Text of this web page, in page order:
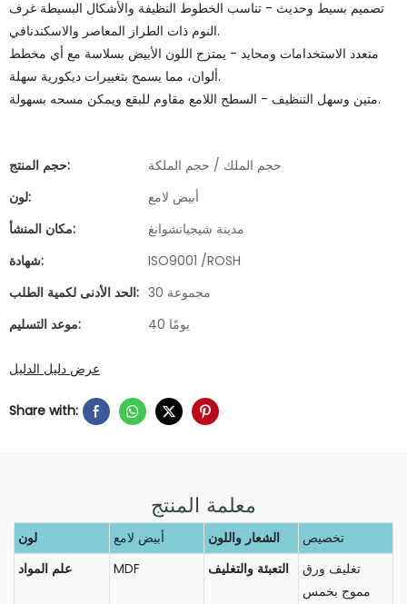
تصميم بسيط وحديث - تناسب الخطوط النظيفة والأشكال البسيطة غرف
النوم ذات الطراز المعاصر والاسكندنافي.
متعدد الاستخدامات ومحايد - يمتزج اللون الأبيض بسلاسة مع أي مخطط
ألوان، مما يسمح بتغييرات ديكورية سهلة.
متين وسهل التنظيف - السطح اللامع مقاوم للبقع ويمكن مسحه بسهولة.
حجم المنتج:
حجم الملك / حجم الملكة
لون:
أبيض لامع
مكان المنشأ:
مدينة شيجياتشوانغ
شهادة:
ISO9001 /ROSH
الحد الأدنى لكمية الطلب:
30 مجموعة
موعد التسليم:
40 يومًا
عرض دليل الدليل
Share with:
معلمة المنتج
لون أبيض لامع الشعار واللون
تخصيص
علم المواد
MDF التعبئة والتغليف
تغليف ورق
مموج بخمس